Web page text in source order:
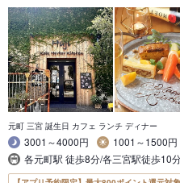
元町 三宮 誕生日 カフェ ランチ ディナー
3001～4000円
1001～1500円
各元町駅 徒歩8分/各三宮駅徒歩10